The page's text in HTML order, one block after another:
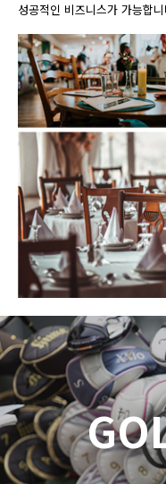
성공적인 비즈니스가 가능합